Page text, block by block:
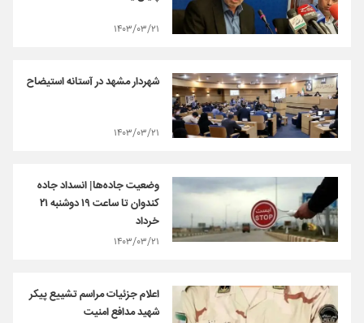
۱۴۰۳/۰۳/۲۱
شهردار مشهد در آستانه استیضاح
۱۴۰۳/۰۳/۲۱
وضعیت جاده‌ها| انسداد جاده
کندوان تا ساعت ۱۹ دوشنبه ۲۱
خرداد
۱۴۰۳/۰۳/۲۱
اعلام جزئیات مراسم تشییع پیکر
شهید مدافع امنیت